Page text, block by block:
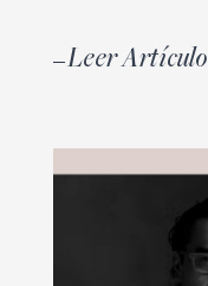
Leer Artículo